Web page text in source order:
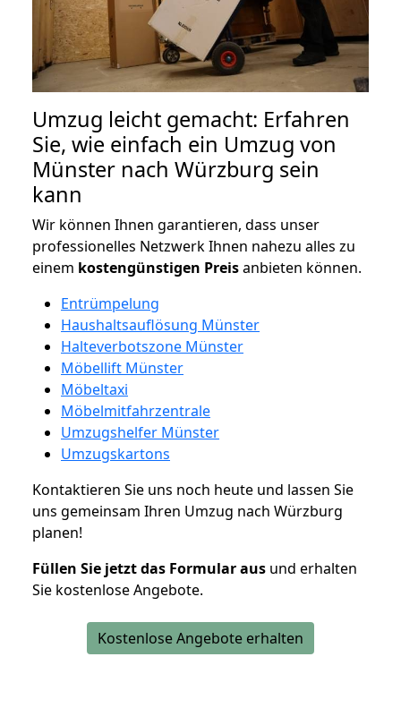
Umzug leicht gemacht: Erfahren
Sie, wie einfach ein Umzug von
Münster nach Würzburg sein
kann
Wir können Ihnen garantieren, dass unser
professionelles Netzwerk Ihnen nahezu alles zu
einem kostengünstigen Preisanbieten können.
Entrümpelung
Haushaltsauflösung Münster
Halteverbotszone Münster
Möbellift Münster
Möbeltaxi
Möbelmitfahrzentrale
Umzugshelfer Münster
Umzugskartons
Kontaktieren Sie uns noch heute und lassen Sie
uns gemeinsam Ihren Umzug nach Würzburg
planen!
Füllen Sie jetzt das Formular aus und erhalten
Sie kostenlose Angebote.
Kostenlose Angebote erhalten